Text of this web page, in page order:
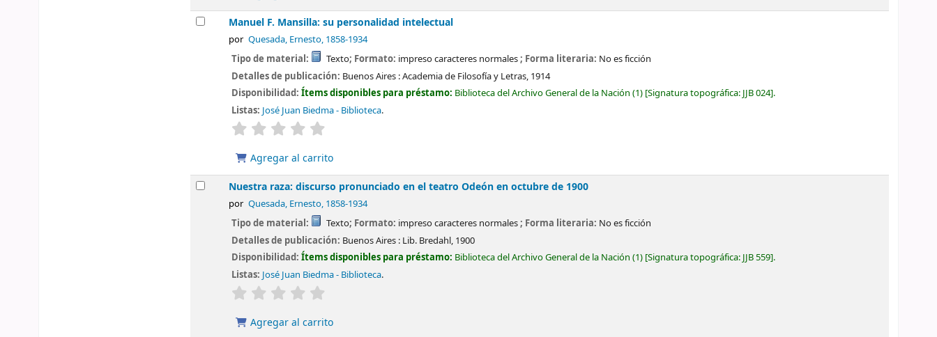
Manuel F. Mansilla: su personalidad intelectual
por Quesada, Ernesto, 1858-1934
Tipo de material: Texto; Formato: impreso caracteres normales; Forma literaria: No es ficción
Detalles de publicación: Buenos Aires :Academia de Filosofía y Letras, 1914
Disponibilidad:Ítems disponibles para préstamo: Biblioteca del Archivo General de la Nación (1) Signatura topográfica: JJB 024 .
Listas: José Juan Biedma - Biblioteca.
valoración
Agregar al carrito
Nuestra raza: discurso pronunciado en el teatro Odeón en octubre de 1900
por Quesada, Ernesto, 1858-1934
Tipo de material: Texto; Formato: impreso caracteres normales; Forma literaria: No es ficción
Detalles de publicación: Buenos Aires : Lib. Bredahl, 1900
Disponibilidad:Ítems disponibles para préstamo: Biblioteca del Archivo General de la Nación (1) Signatura topográfica: JJB 559 .
Listas: José Juan Biedma - Biblioteca.
valoración
Agregar al carrito